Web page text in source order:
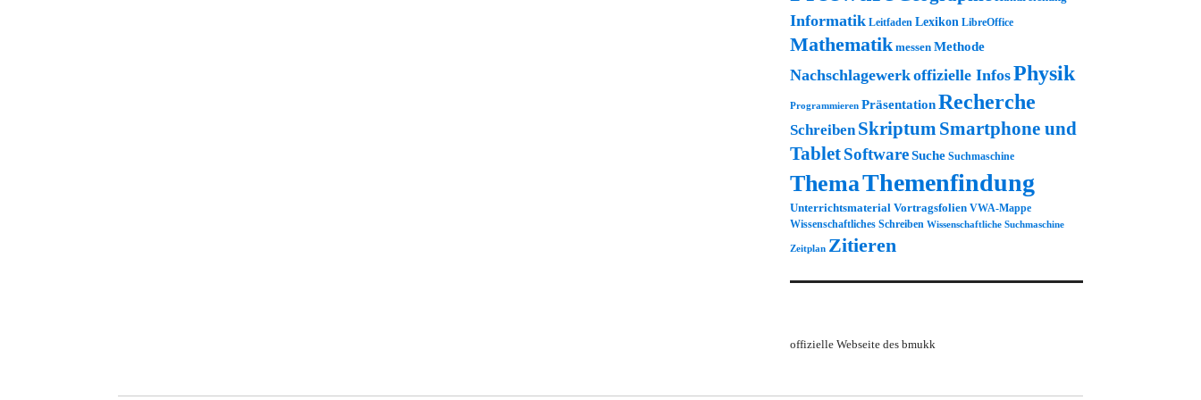
Informatik Leitfaden Lexikon LibreOffice
Mathematik messen Methode
Nachschlagewerkoffizielle InfosPhysik
Programmieren PräsentationRecherche
Schreiben Skriptum Smartphone und
TabletSoftwareSuche Suchmaschine
ThemaThemenfindung
Unterrichtsmaterial Vortragsfolien VWA-Mappe
Wissenschaftliches Schreiben Wissenschaftliche Suchmaschine
Zeitplan Zitieren
offizielle Webseite des bmukk